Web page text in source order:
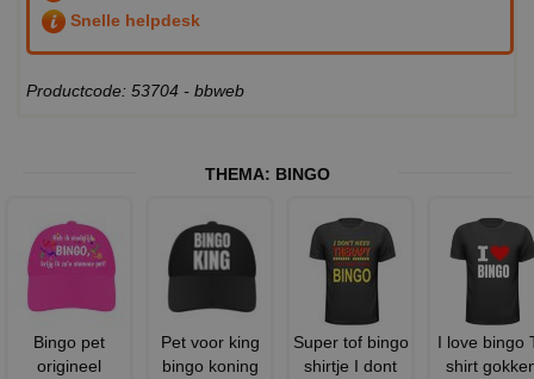
Snelle helpdesk
Productcode: 53704 - bbweb
THEMA: BINGO
Bingo pet
origineel
Pet voor king
bingo koning
Super tof bingo
shirtje I dont
I love bingo
shirt